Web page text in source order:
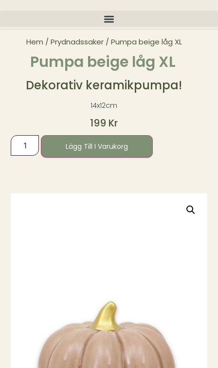
Hem / Prydnadssaker/ Pumpa beige låg XL
Pumpa beige låg XL
Dekorativ keramikpumpa!
14x12cm
199 Kr
Lägg Till I Varukorg